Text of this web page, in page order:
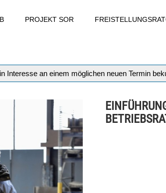
PROJEKT SOR
Interesse an einem möglichen neuen Termin